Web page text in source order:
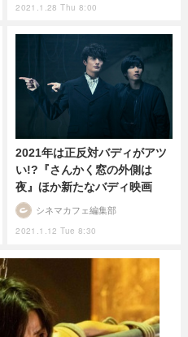
2021.1.28 Thu 8:00
2021年は正反対バディがアツ
い!?『さんかく窓の外側は
夜』ほか新たなバディ映画
2021.1.12 Tue 8:30
シネマカフェ編集部